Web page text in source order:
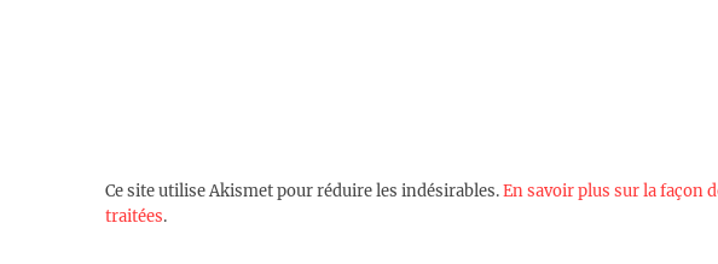
Ce site utilise Akismet pour réduire les indésirables.En savoir plus sur la façon
traitées.